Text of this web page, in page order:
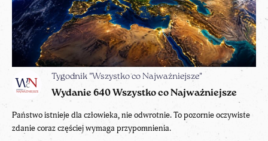
Tygodnik "Wszystko co Najważniejsze"
Wydanie 640 Wszystko co Najważniejsze
Państwo istnieje dla człowieka, nie odwrotnie. To pozornie oczywiste
zdanie coraz częściej wymaga przypomnienia.